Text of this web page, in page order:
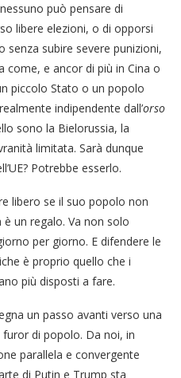
può pensare di
libere elezioni, o di opporsi
subire severe punizioni,
come, e ancor di più in Cina o
piccolo Stato o un popolo
indipendente dall’orso
sono la Bielorussia, la
limitata. Sarà dunque
Potrebbe esserlo.
libero se il suo popolo non
un regalo. Va non solo
per giorno. E difendere le
è proprio quello che i
più disposti a fare.
un passo avanti verso una
di popolo. Da noi, in
parallela e convergente
di Putin e Trump sta